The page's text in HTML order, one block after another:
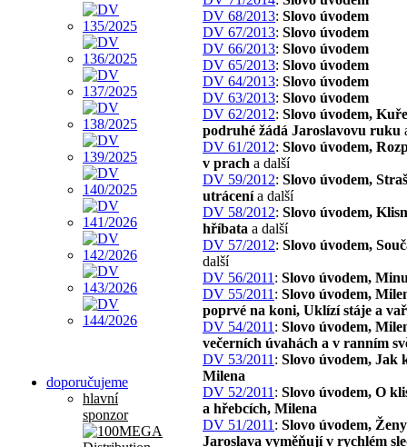
doporučujeme
hlavní
sponzor
DV 68/2013: Slovo úvodem
DV 67/2013: Slovo úvodem
DV 66/2013: Slovo úvodem
DV 65/2013: Slovo úvodem
DV 64/2013: Slovo úvodem
DV 63/2013: Slovo úvodem
DV 62/2012: Slovo úvodem,
podruhé žádá Jaroslavovu ruku
DV 61/2012: Slovo úvodem,
v prach a další
DV 59/2012: Slovo úvodem,
utrácenía další
DV 58/2012: Slovo úvodem,
hříbata a další
DV 57/2012: Slovo úvodem,
další
DV 56/2011 : Slovo úvodem,
DV 55/2011 : Slovo úvodem,
poprvé na koni, Uklízí stáje a
DV 54/2011 : Slovo úvodem,
večerních úvahách a v ranním
DV 53/2011 : Slovo úvodem, Jak
Milena
DV 52/2011 : Slovo úvodem, O
a hřebcích, Milena
DV 51/2011 : Slovo úvodem,
Jaroslava vyměňují v rychlém